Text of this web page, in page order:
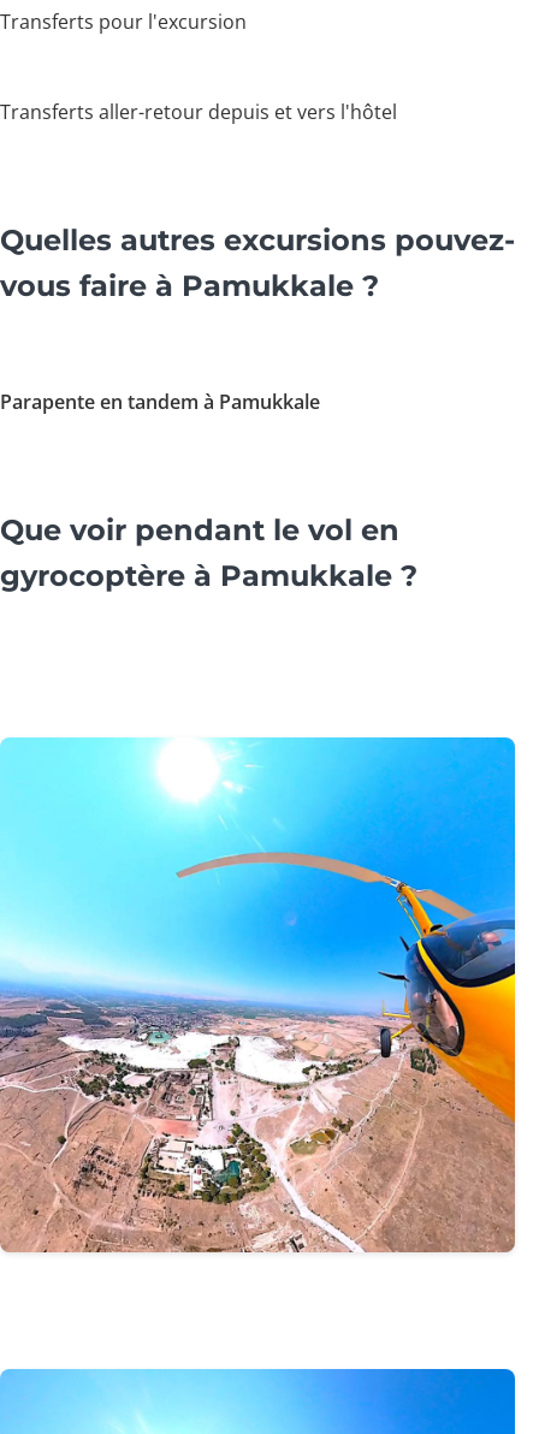
Transferts pour l'excursion
Transferts aller-retour depuis et vers l'hôtel
Quelles autres excursions pouvez-
vous faire à Pamukkale ?
Parapente en tandem à Pamukkale
Que voir pendant le vol en
gyrocoptère à Pamukkale ?